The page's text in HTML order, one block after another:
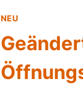
NEU